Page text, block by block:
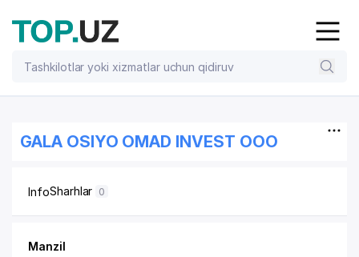
GALA OSIYO OMAD INVEST OOO
InfoSharhlar 0
Manzil